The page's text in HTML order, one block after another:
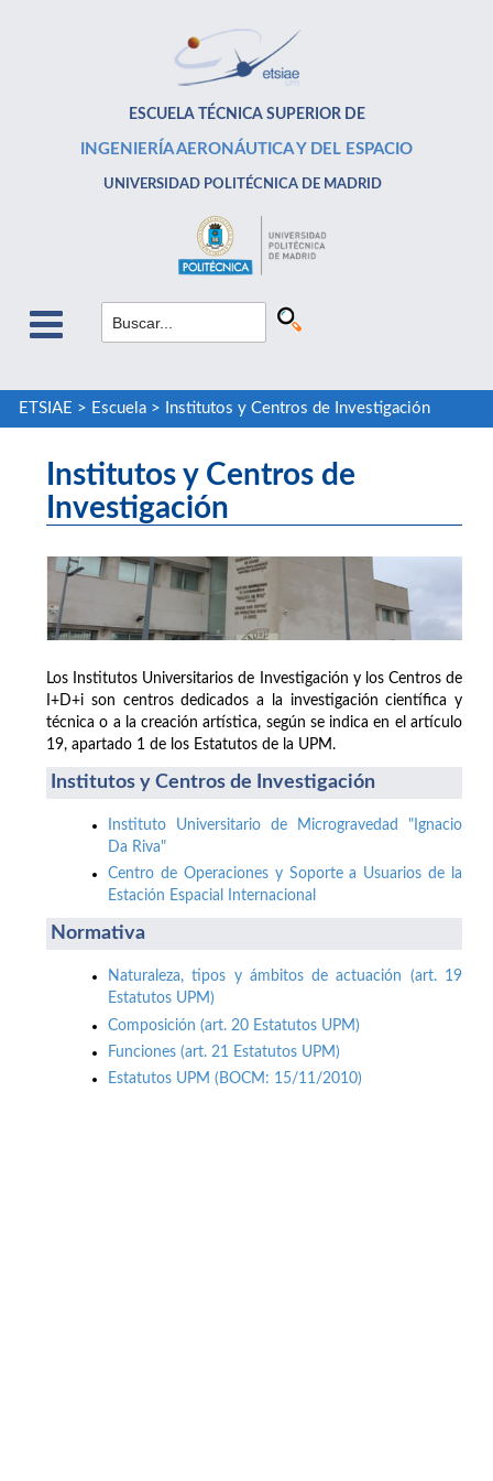
ESCUELA TÉCNICA SUPERIOR DE
INGENIERÍA AERONÁUTICA Y DEL ESPACIO
UNIVERSIDAD POLITÉCNICA DE MADRID
ETSIAE > Escuela> Institutos y Centros de Investigación
Institutos y Centros de
Investigación
Los Institutos Universitarios de Investigación y los Centros de
I+D+i son centros dedicados a la investigación científica y
técnica o a la creación artística, según se indica en el artículo
19, apartado 1 de los Estatutos de la UPM.
Institutos y Centros de Investigación
Instituto Universitario de Microgravedad "Ignacio
Da Riva"
Centro de Operaciones y Soporte a Usuarios de la
Estación Espacial Internacional
Normativa
Naturaleza, tipos y ámbitos de actuación (art. 19
Estatutos UPM)
Composición (art. 20 Estatutos UPM)
Funciones (art. 21 Estatutos UPM)
Estatutos UPM (BOCM: 15/11/2010)